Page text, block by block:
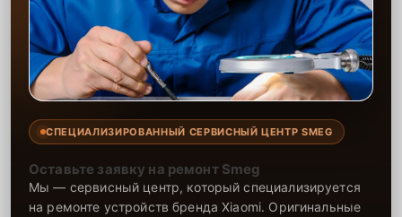
СПЕЦИАЛИЗИРОВАННЫЙ СЕРВИСНЫЙ ЦЕНТР SMEG
Оставьте заявку на ремонт Smeg
Мы — сервисный центр, который специализируется
на ремонте устройств бренда Xiaomi. Оригинальные